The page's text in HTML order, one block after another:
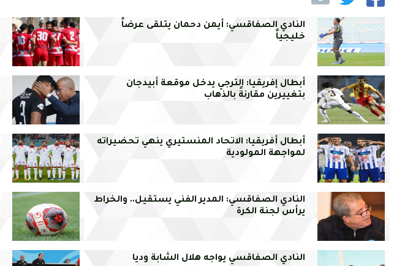
النادي الصفاقسي: أيمن دحمان يتلقى عرضاً
خليجياً
أبطال إفريقيا: الترجي يدخل موقعة أبيدجان
بتغييرين مقارنةً بالذهاب
أبطال أفريقيا: الاتحاد المنستيري ينهي تحضيراته
لمواجهة المولودية
النادي الصفاقسي: المدير الفني يستقيل.. والخراط
يرأس لجنة الكرة
النادي الصفاقسي يواجه هلال الشابة وديا